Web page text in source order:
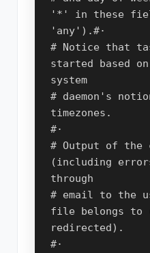
'*' in these
'any').#·
# Notice that
started based
system
# daemon's
timezones.
#·
# Output of the
(including
through
# email to the
file belongs to
redirected).
#·